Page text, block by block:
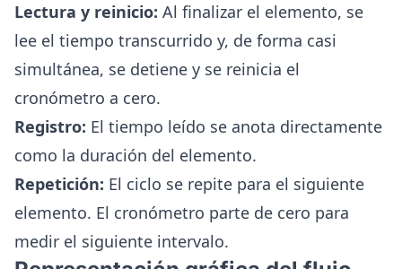
Lectura y reinicio: Al finalizar el elemento, se
lee el tiempo transcurrido y, de forma casi
simultánea, se detiene y se reinicia el
cronómetro a cero.
Registro: El tiempo leído se anota directamente
como la duración del elemento.
Repetición: El ciclo se repite para el siguiente
elemento. El cronómetro parte de cero para
medir el siguiente intervalo.